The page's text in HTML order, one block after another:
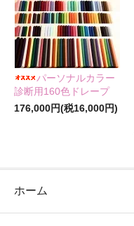
パーソナルカラー
診断用160色ドレープ
176,000円(税16,000円)
ホーム